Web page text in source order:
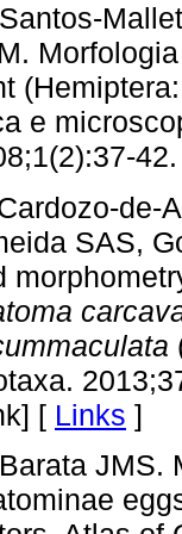
e
de-
SAS,
[ Links ]
JMS.